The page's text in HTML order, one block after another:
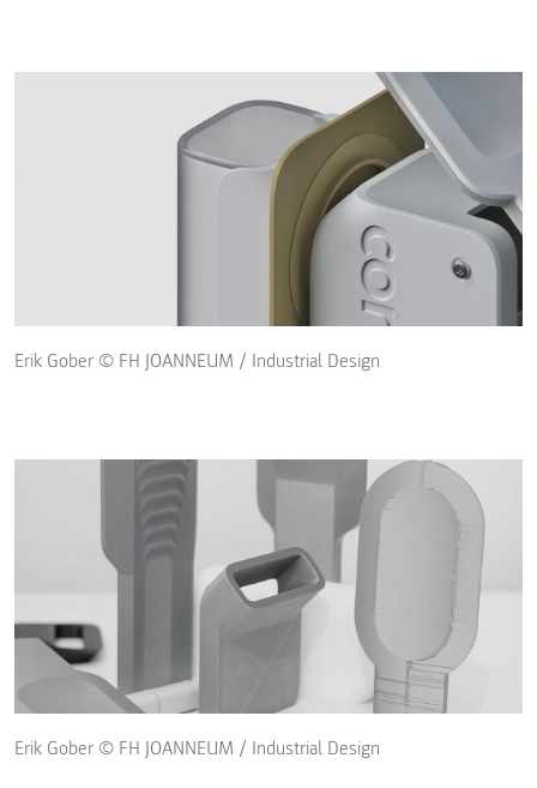
Erik Gober © FH JOANNEUM / Industrial Design
Erik Gober © FH JOANNEUM / Industrial Design